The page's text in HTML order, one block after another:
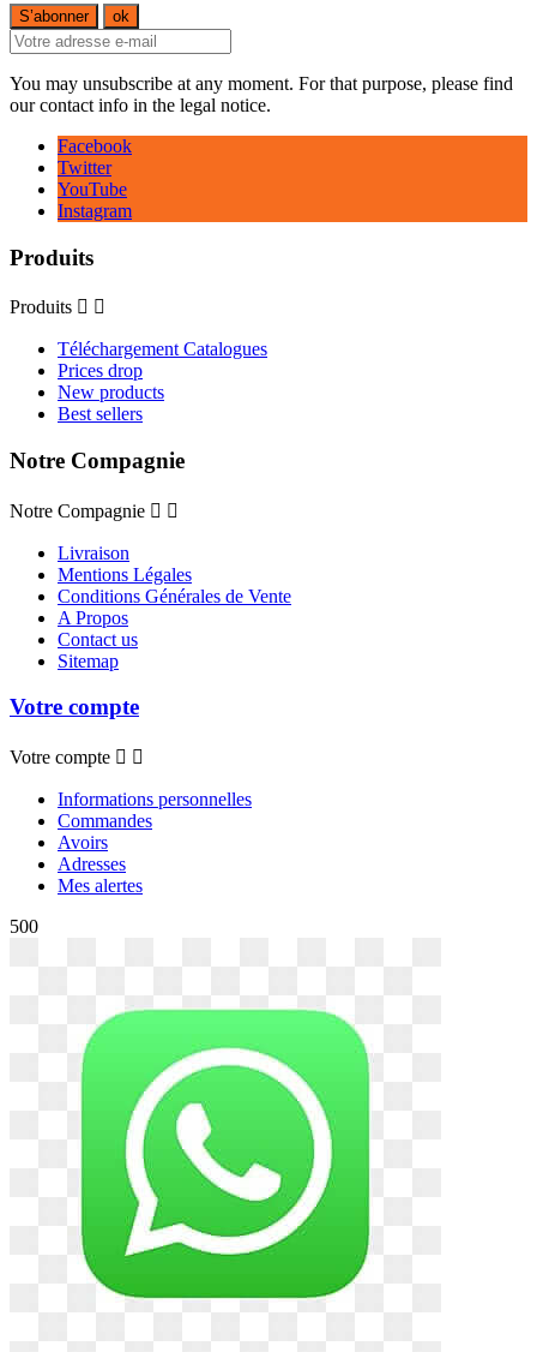
You may unsubscribe at any moment. For that purpose, please find
our contact info in the legal notice.
Facebook
Twitter
YouTube
Instagram
Produits
Produits  
Téléchargement Catalogues
Prices drop
New products
Best sellers
Notre Compagnie
Notre Compagnie  
Livraison
Mentions Légales
Conditions Générales de Vente
A Propos
Contact us
Sitemap
Votre compte
Votre compte  
Informations personnelles
Commandes
Avoirs
Adresses
Mes alertes
500